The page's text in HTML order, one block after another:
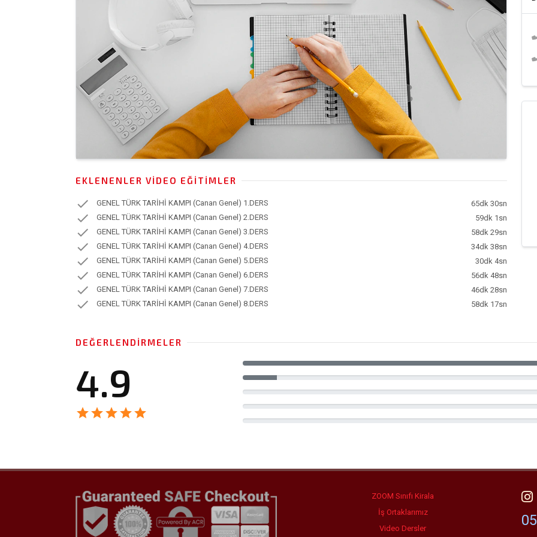
EKLENENLER VIDEO EĞITIMLER
check GENEL TÜRK TARİHİ KAMPI (Canan Genel) 1.DERS 65dk 30sn
check GENEL TÜRK TARİHİ KAMPI (Canan Genel) 2.DERS 59dk 1sn
check GENEL TÜRK TARİHİ KAMPI (Canan Genel) 3.DERS 58dk 29sn
check GENEL TÜRK TARİHİ KAMPI (Canan Genel) 4.DERS 34dk 38sn
check GENEL TÜRK TARİHİ KAMPI (Canan Genel) 5.DERS 30dk 4sn
check GENEL TÜRK TARİHİ KAMPI (Canan Genel) 6.DERS 56dk 48sn
check GENEL TÜRK TARİHİ KAMPI (Canan Genel) 7.DERS 46dk 28sn
check GENEL TÜRK TARİHİ KAMPI (Canan Genel) 8.DERS 58dk 17sn
DEĞERLENDIRMELER
4.9
starstarstarstarstar
ZOOM Sınıfı Kirala
İş Ortaklarımız
Video Dersler